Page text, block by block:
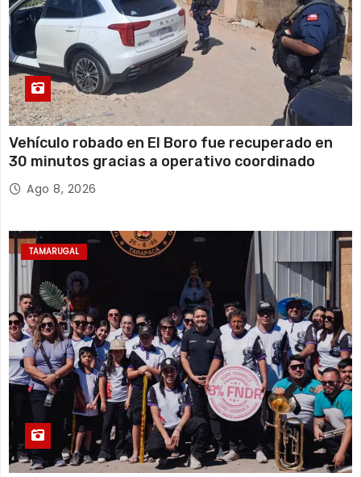
Vehículo robado en El Boro fue recuperado en
30 minutos gracias a operativo coordinado
Ago 8, 2026
TAMARUGAL